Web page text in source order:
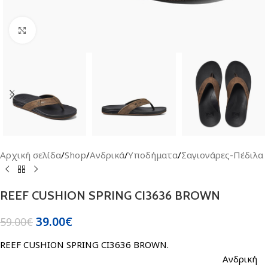
Αρχική σελίδα/Shop/Ανδρικά/Υποδήματα/Σαγιονάρες-Πέδιλα
REEF CUSHION SPRING CI3636 BROWN
59.00€ 39.00€
REEF CUSHION SPRING CI3636 BROWN.
Aνδρική